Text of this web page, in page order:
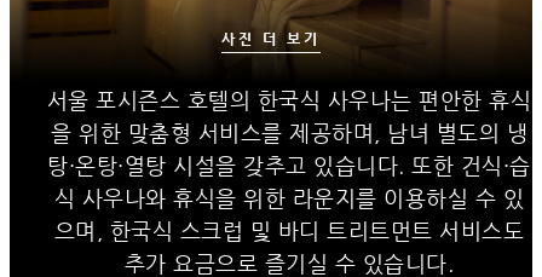
사진 더 보기
서울 포시즌스 호텔의 한국식 사우나는 편안한 휴식
을 위한 맞춤형 서비스를 제공하며, 남녀 별도의 냉
탕·온탕·열탕 시설을 갖추고 있습니다. 또한 건식·습
식 사우나와 휴식을 위한 라운지를 이용하실 수 있
으며, 한국식 스크럽 및 바디 트리트먼트 서비스도
추가 요금으로 즐기실 수 있습니다.